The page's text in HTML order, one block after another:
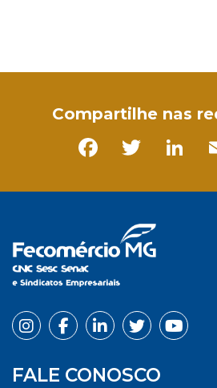
Compartilhe nas
FALE CONOSCO